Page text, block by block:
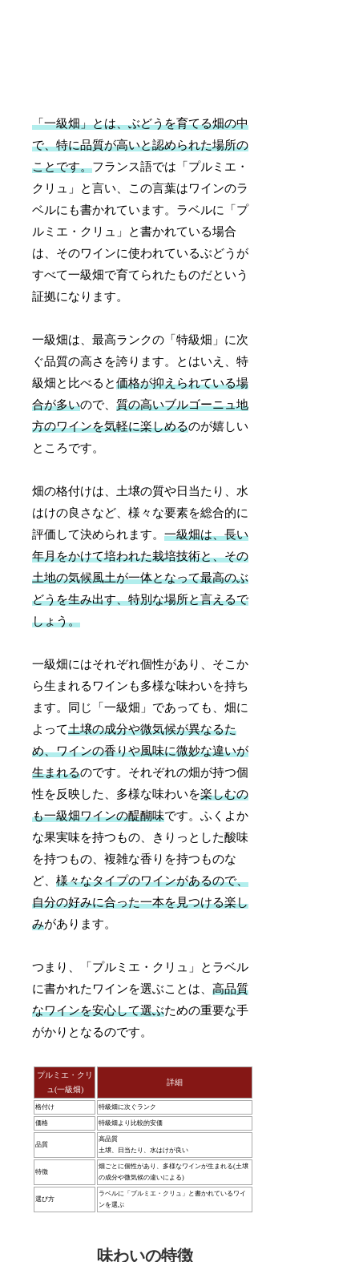
「一級畑」とは、ぶどうを育てる畑の中
で、特に品質が高いと認められた場所の
ことです。フランス語では「プルミエ・
クリュ」と言い、この言葉はワインのラ
ベルにも書かれています。ラベルに「プ
ルミエ・クリュ」と書かれている場合
は、そのワインに使われているぶどうが
すべて一級畑で育てられたものだという
証拠になります。
一級畑は、最高ランクの「特級畑」に次
ぐ品質の高さを誇ります。とはいえ、特
級畑と比べると価格が抑えられている場
合が多いので、質の高いブルゴーニュ地
方のワインを気軽に楽しめるのが嬉しい
ところです。
畑の格付けは、土壌の質や日当たり、水
はけの良さなど、様々な要素を総合的に
評価して決められます。一級畑は、長い
年月をかけて培われた栽培技術と、その
土地の気候風土が一体となって最高のぶ
どうを生み出す、特別な場所と言えるで
しょう。
一級畑にはそれぞれ個性があり、そこか
ら生まれるワインも多様な味わいを持ち
ます。同じ「一級畑」であっても、畑に
よって土壌の成分や微気候が異なるた
め、ワインの香りや風味に微妙な違いが
生まれるのです。それぞれの畑が持つ個
性を反映した、多様な味わいを楽しむの
も一級畑ワインの醍醐味です。ふくよか
な果実味を持つもの、きりっとした酸味
を持つもの、複雑な香りを持つものな
ど、様々なタイプのワインがあるので、
自分の好みに合った一本を見つける楽し
みがあります。
つまり、「プルミエ・クリュ」とラベル
に書かれたワインを選ぶことは、高品質
なワインを安心して選ぶための重要な手
がかりとなるのです。
プルミエ・クリ
ュ(一級畑)
詳細
格付け 特級畑に次ぐランク
価格 特級畑より比較的安価
品質
高品質
土壌、日当たり、水はけが良い
特徴
畑ごとに個性があり、多様なワインが生まれる(土壌
の成分や微気候の違いによる)
選び方
ラベルに「プルミエ・クリュ」と書かれているワイ
ンを選ぶ
味わいの特徴